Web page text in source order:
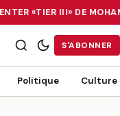
«TIER III» DE
DE MOHAMMADIA, UN
S'ABONNER
Politique Culture